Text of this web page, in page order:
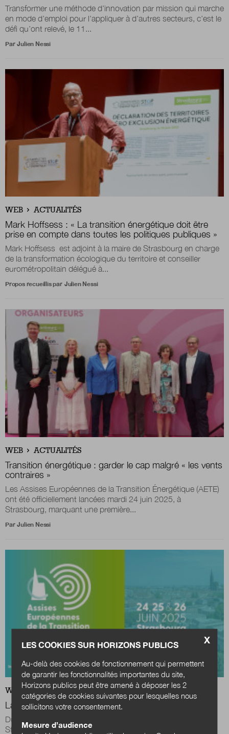
Transformer une méthode d’innovation par mission qui marche
en mode d’emploi pour l’appliquer à d’autres secteurs, c’est le
défi qu’ont relevé, le 11...
Par Julien Nessi
WEB ACTUALITÉS
Mark Hoffsess : « La transition énergétique doit être
prise en compte dans toutes les politiques publiques »
Mark Hoffsess est adjoint à la maire de Strasbourg en charge
de la transformation écologique du territoire et conseiller
eurométropolitain délégué à...
Propos recueillis par Julien Nessi
WEB ACTUALITÉS
Transition énergétique : garder le cap malgré « les vents
contraires »
Les Assises Européennes de la Transition Énergétique (AETE)
ont été officiellement lancées mardi 24 juin 2025, à
Strasbourg, marquant une première...
Par Julien Nessi
WEB ACTUALITÉS
La transition énergétique s'invite à Strasbourg
Du 24 au 26 juin 2025, la Ville et l'Eurométropole de
Strasbourg accueille pour la première fois la 26e édition des
X
LES COOKIES SUR HORIZONS PUBLICS
Au-delà des cookies de fonctionnement qui permettent
de garantir les fonctionnalités importantes du site,
Horizons publics peut être amené à déposer les 2
catégories de cookies suivantes pour lesquelles nous
sollicitons votre consentement.
Mesure d’audience